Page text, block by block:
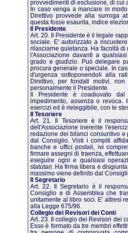
provvedimenti di esclusione, di cui
In caso venga a mancare in
Direttivo provvede alla surroga
questa fosse esaurita, indice
Il Presidente
Art. 20. Il Presidente è il legale
sociale. E' autorizzato a
rilasciarne quietanza. Ha facoltà
l'Associazione davanti a
grado e giudizio. Può delegare
procura generale o speciale. In
d'urgenza sottoponendoli alla
Direttivo, per fondati motivi,
personalmente il Presidente.
Il Presidente è coadiuvato
impedimento, assenza o
esercizi ed è rieleggibile, con le
Il Tesoriere
Art. 21. Il Tesoriere è il
dell'Associazione inerente
redazione dei bilanci consuntivo
dal Consiglio. Visti i compiti
banche e uffici postali, ivi
firmare assegni di traenza,
eseguire ogni e qualsiasi
statutari. Ha firma libera e
massimo viene definito dal
Il Segretario
Art. 22. Il Segretario è il
Consiglio e di Assemblea che
unitamente al libro soci. E' altresì
alla Legge 675/96.
Collegio dei Revisori dei Conti
Art. 23. Il collegio dei Revisori dei
Esso è formato da tre membri